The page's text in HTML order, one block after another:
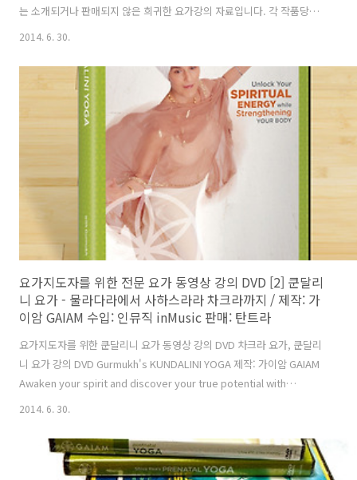
는 소개되거나 판매되지 않은 희귀한 요가강의 자료입니다. 각 작품당
1~2장의 수량만 보유하고 있어서 많은 분들께 판매할 여건은 되지 않습
드리겠습니다. 가격은 DVD 뒷표지 사진 우측 하단에 표시되어 있습니
다. 구입문의: 명상전문점 탄트라 수입배포: 인뮤직 inMusic
inmusic.com 요가지도자 강의 DVD 전체 목록 보기:
tantra.kr/front/php/category.php?cate_no=4 출산후 요가
Postnatal Yoga 관련 글 - http://ashram.co.kr/264 태..
2014. 6. 30.
요가지도자를 위한 전문 요가 동영상 강의 DVD [2] 쿤달리
니 요가 - 물라다라에서 사하스라라 차크라까지 / 제작: 가
이암 GAIAM 수입: 인뮤직 inMusic 판매: 탄트라
요가지도자를 위한 쿤달리니 요가 동영상 강의 DVD 차크라 요가, 쿤달리
니 요가 강의 DVD Gurmukh's KUNDALINI YOGA 제작: 가이암 GAIAM
Awaken your spirit and discover your true potential with
Kundalini YogaKundalini is a powerful spiritual energy that lies
kundalini yoga helps you unlock this energy, strengthen your
body, still your mind and set your spirit free. Celebrated yo..
2014. 6. 30.